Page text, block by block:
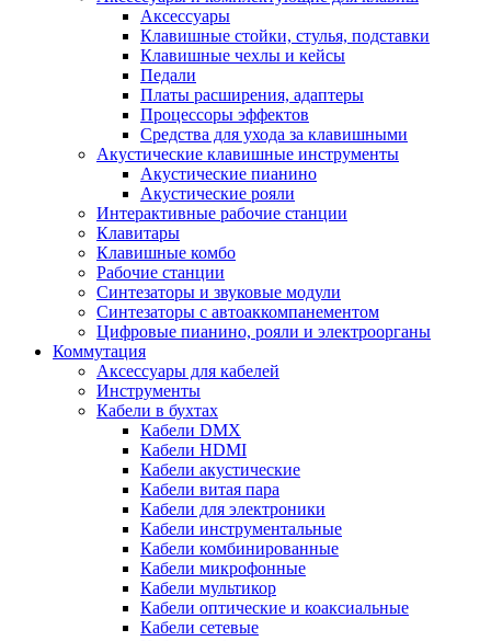
Аксессуары
Клавишные стойки, стулья, подставки
Клавишные чехлы и кейсы
Педали
Платы расширения, адаптеры
Процессоры эффектов
Средства для ухода за клавишными
Акустические клавишные инструменты
Акустические пианино
Акустические рояли
Интерактивные рабочие станции
Клавитары
Клавишные комбо
Рабочие станции
Синтезаторы и звуковые модули
Синтезаторы с автоаккомпанементом
Цифровые пианино, рояли и электроорганы
Коммутация
Аксессуары для кабелей
Инструменты
Кабели в бухтах
Кабели DMX
Кабели HDMI
Кабели акустические
Кабели витая пара
Кабели для электроники
Кабели инструментальные
Кабели комбинированные
Кабели микрофонные
Кабели мультикор
Кабели оптические и коаксиальные
Кабели сетевые